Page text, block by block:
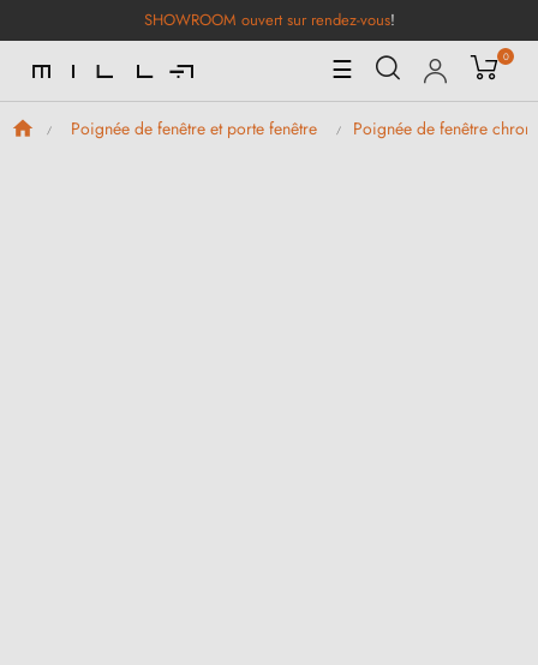
SHOWROOM ouvert sur rendez-vous!
Basculer
la
navigation
☰ 0
Poignée de fenêtre et porte fenêtre Poignée de fenêtre